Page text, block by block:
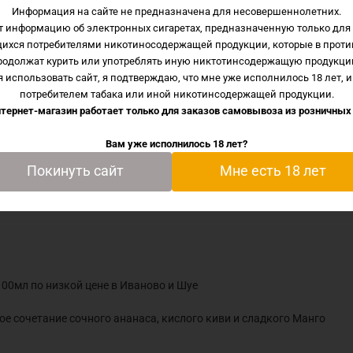
100мл по низкой цене в Иваново и Шуе
сочетание сочного ананаса, кислого киви
по низкой цене в Иваново и Шуе
сочетание сочного ананаса, кислого киви и сладкого Манго
Информация на сайте не предназначена для несовершеннолетних.
информацию об электронных сигаретах, предназначенную только
потребителями никотиносодержащей продукции, которые в
курить или употреблять иную никтотинсодержащую
использовать сайт, я подтверждаю, что мне уже исполнилось 18 лет,
потребителем табака или иной никотинсодержащей продукции.
магазин работает только для заказов самовывоза изрозничных
Вам уже исполнилось 18 лет?
Покинуть сайт Мне есть 18 лет